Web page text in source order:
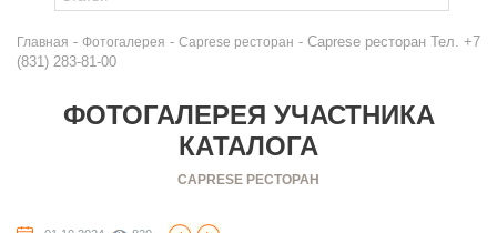
Главная - Фотогалерея - Caprese ресторан - Caprese ресторан Тел. +7
(831) 283-81-00
ФОТОГАЛЕРЕЯ УЧАСТНИКА
КАТАЛОГА
CAPRESE РЕСТОРАН